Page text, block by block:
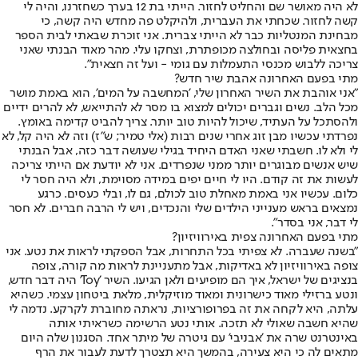
לא היה מאושר שם והחליט לחזור. הייתי בת 12 בערך כשחזרנו, והיה לי
קשה לחזור. שכחתי את העברית, ולהיקלט פה מחדש היה קשה, כי
מבחינת המנטליות כבר לא הייתי צברית. אני זוכרת שבאתי לבית הספר
בחצאית פליסה ובחולצה מכופתרת, וצחקו עלי. מהר מאוד הבנתי שאני
צריכה ללבוש מכנסי התעמלות עם גומי - ועל זה חצאית".
מתי בפעם האחרונה אהבת שיר חדש?
"אני אוהבת את השיר האחרון שלי, 'המחשבה על המים', הוא באמת מושר
מכל הלב. נשים וגברים יכולים למצוא בו מסר לא להתייאש, לא להרים ידיים
ולהסתכל על העתיד, שיכול להיות טוב יותר. צריך להביט קדימה באומץ.
נפרדתי עכשיו מבן זוג אחרי שנים רבות (אלי טמיר; ש"ז) וזה לא היה קל, לא
לי ולא לו. חשבתי שאני האדם היחיד בגילי שעושה דבר כזה, אבל הבנתי
שיש אנשים מבוגרים יותר ממני שנפרדים. אני לא יודעת אם הייתי צריכה
לעשות את זה קודם. היו לי חיים יפים במידה מסוימת, ולא היה חסר לי
כלום. עכשיו אני באמת מאחלת טוב לכולם, גם לו, ובלי כעסים. כרגע
נמצאים בראש מענייני הילדים שלי והנכדים, ויש לי הרבה חברים. לא חסר
לי דבר, אני בסדר".
מתי בפעם האחרונה צפית באירוויזיון?
"בשנה שעברה. לא צפיתי בכל התחרות, אבל הספקתי לראות את נטע. אני
צופה באירוויזיון לא באדיקות, אבל מתעניינת לראות מה קורה, צופה
בנציגים של ישראל, איך הם מופיעים ולאן הגיעו. השיר 'Toy' היה דבר חדש,
ונטע ברזילי מאוד כישרונית ומאוד מוזיקלית, מלאת ביטחון עצמי. כשהיא
עלתה, היא לקחה את זה בפרופורציות, נראתה מחוברת לקרקע. נדמה לי
שהיא חשבה שאולי לא תזכה. אותי נטע הרשימה כשראיתי אותה
באינטרנט שרה את 'אבניבי' עם גיטרה של מיתר אחד. הסגנון שלה היום
מתאים לה כי היא צעירה, בהמשך היא תצטרך לדעת לעבור את הרף